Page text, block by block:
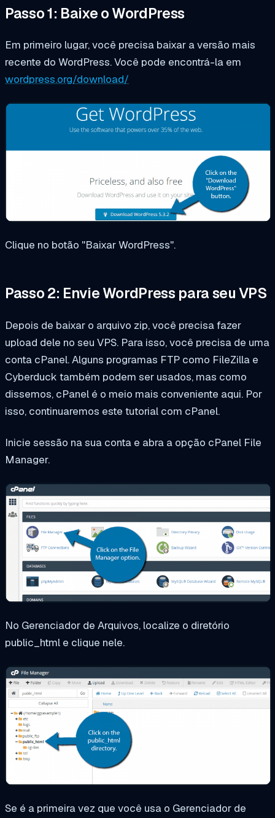
Passo 1: Baixe o WordPress
Em primeiro lugar, você precisa baixar a versão mais
recente do WordPress. Você pode encontrá-la em
wordpress.org/download/
Clique no botão "Baixar WordPress".
Passo 2: Envie WordPress para seu VPS
Depois de baixar o arquivo zip, você precisa fazer
upload dele no seu VPS. Para isso, você precisa de uma
conta cPanel. Alguns programas FTP como FileZilla e
Cyberduck também podem ser usados, mas como
dissemos, cPanel é o meio mais conveniente aqui. Por
isso, continuaremos este tutorial com cPanel.
Inicie sessão na sua conta e abra a opção cPanel File
Manager.
No Gerenciador de Arquivos, localize o diretório
public_html e clique nele.
Se é a primeira vez que você usa o Gerenciador de